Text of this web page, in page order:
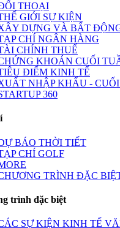
THOẠI
GIỚI SỰ KIỆN
DỰNG VÀ BẤT
CHÍ NGÂN HÀNG
CHÍNH THUẾ
KHOÁN CUỐI
ĐIỂM KINH TẾ
NHẬP KHẨU -
360
BÁO THỜI TIẾT
CHÍ GOLF
TRÌNH ĐẶC
trình đặc biệt
SỰ KIỆN KINH TẾ